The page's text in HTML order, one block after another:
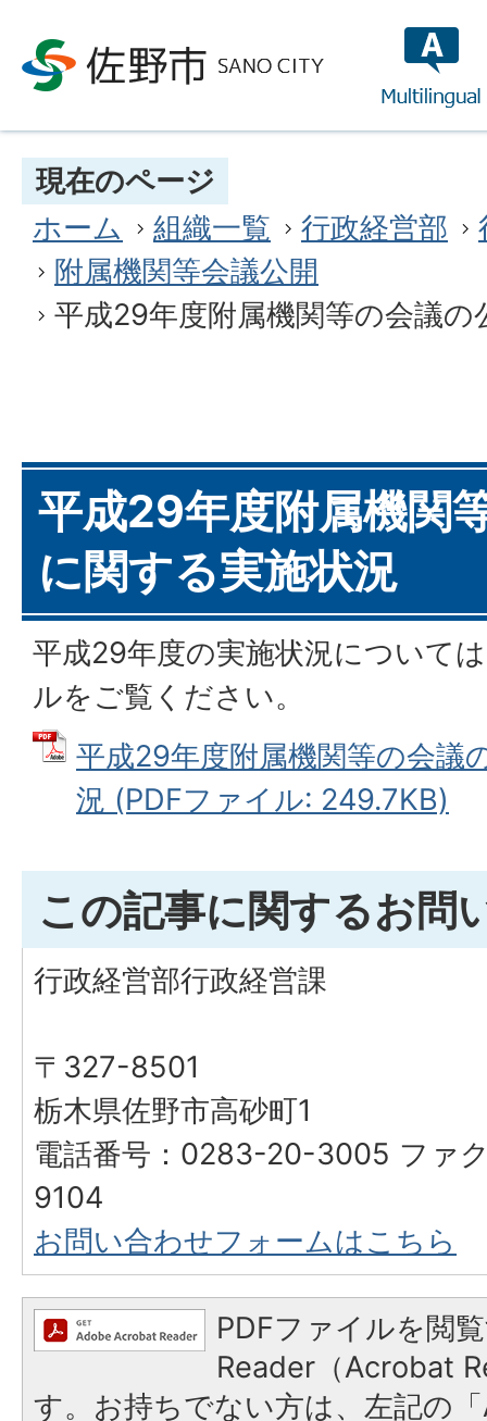
現在のページ
ホーム
組織一覧 行政経営部
附属機関等会議公開
平成29年度附属機関等の会議
平成29年度附属機関
に関する実施状況
平成29年度の実施状況について
ルをご覧ください。
平成29年度附属機関等の会議
況 (PDFファイル: 249.7KB)
この記事に関するお問
行政経営部行政経営課
〒327-8501
栃木県佐野市高砂町1
電話番号：0283-20-3005 ファ
9104
お問い合わせフォームはこちら
PDFファイルを閲
Reader（Acrobat
す。お持ちでない方は、左記の